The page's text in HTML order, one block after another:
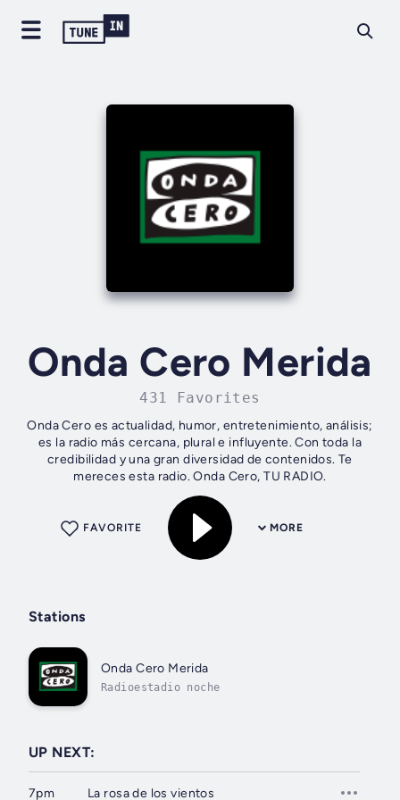
Onda Cero Merida
431 Favorites
Onda Cero es actualidad, humor, entretenimiento, análisis;
es la radio más cercana, plural e influyente. Con toda la
credibilidad y una gran diversidad de contenidos. Te
mereces esta radio. Onda Cero, TU RADIO.
MORE
FAVORITE
Stations
Onda Cero Merida
Radioestadio noche
UP NEXT:
7pm La rosa de los vientos